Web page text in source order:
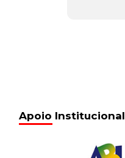
Apoio Institucional